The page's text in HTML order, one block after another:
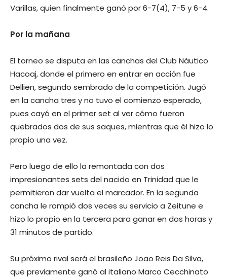
Varillas, quien finalmente ganó por 6-7(4), 7-5 y 6-4.
Por la mañana
El torneo se disputa en las canchas del Club Náutico
Hacoaj, donde el primero en entrar en acción fue
Dellien, segundo sembrado de la competición. Jugó
en la cancha tres y no tuvo el comienzo esperado,
pues cayó en el primer set al ver cómo fueron
quebrados dos de sus saques, mientras que él hizo lo
propio una vez.
Pero luego de ello la remontada con dos
impresionantes sets del nacido en Trinidad que le
permitieron dar vuelta el marcador. En la segunda
cancha le rompió dos veces su servicio a Zeitune e
hizo lo propio en la tercera para ganar en dos horas y
31 minutos de partido.
Su próximo rival será el brasileño Joao Reis Da Silva,
que previamente ganó al italiano Marco Cecchinato